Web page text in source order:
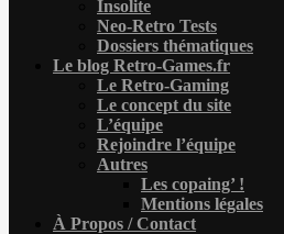
Insolite
Neo-Retro Tests
Dossiers thématiques
Le blog Retro-Games.fr
Le Retro-Gaming
Le concept du site
L’équipe
Rejoindre l’équipe
Autres
Les copaing’ !
Mentions légales
À Propos / Contact